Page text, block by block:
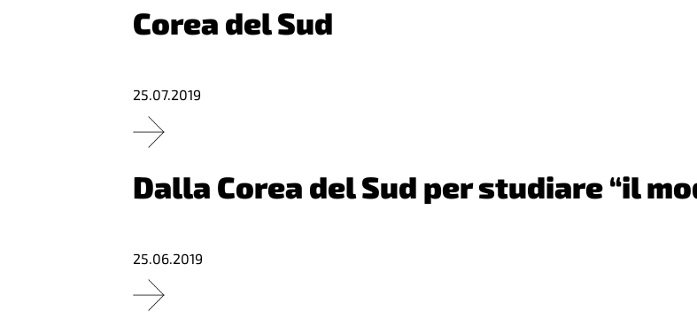
Corea del Sud
25.07.2019
Dalla Corea del Sud per studiare “il
25.06.2019